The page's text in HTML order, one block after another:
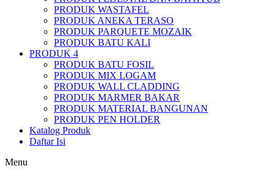
PRODUK WASTAFEL
PRODUK ANEKA TERASO
PRODUK PARQUETE MOZAIK
PRODUK BATU KALI
PRODUK 4
PRODUK BATU FOSIL
PRODUK MIX LOGAM
PRODUK WALL CLADDING
PRODUK MARMER BAKAR
PRODUK MATERIAL BANGUNAN
PRODUK PEN HOLDER
Katalog Produk
Daftar Isi
Menu